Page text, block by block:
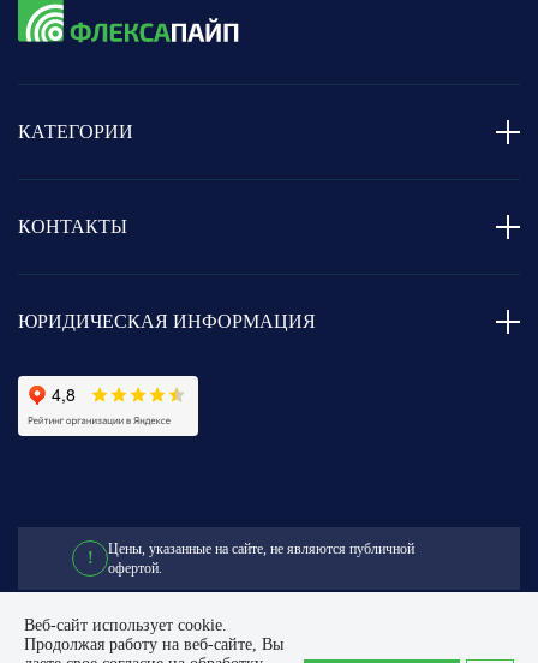
КОНТАКТЫ
КАТЕГОРИИ
ЮРИДИЧЕСКАЯ ИНФОРМАЦИЯ
! Цены, указанные на сайте, не являются публичной
офертой.
© 2014 - 2026. Flexapipe
Веб-сайт использует cookie.
Продолжая работу на веб-сайте, Вы